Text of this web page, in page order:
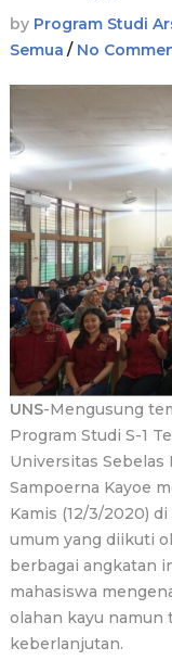
by Program Studi
Semua / No
UNS-Mengusung
Program Studi S-1
Universitas Sebelas
Sampoerna Kayoe
Kamis (12/3/2020)
umum yang diikuti
berbagai angkatan
mahasiswa
olahan kayu
keberlanjutan.